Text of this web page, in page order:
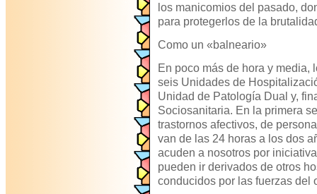
los manicomios del pasado,
para protegerlos de la
Como un «balneario»
En poco más de hora y media,
seis Unidades de
Unidad de Patología Dual y,
Sociosanitaria. En la primera
trastornos afectivos, de
van de las 24 horas a los dos
acuden a nosotros por
pueden ir derivados de otros
conducidos por las fuerzas del